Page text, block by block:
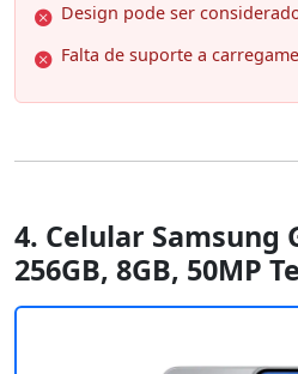
Design pode ser
Falta de suporte a
4. Celular Samsung
256GB, 8GB, 50MP